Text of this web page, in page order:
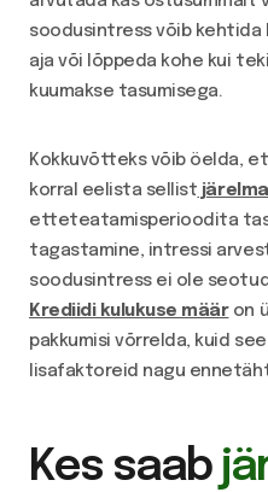
soodusintress võib
aja või lõppeda kohe kui
kuumakse tasumisega.
Kokkuvõtteks võib öelda,
korral eelista sellist
etteteatamisperioodita
tagastamine, intressi
soodusintress ei ole
Krediidi kulukuse määron
pakkumisi võrrelda, kuid
lisafaktoreid nagu
Kes saab